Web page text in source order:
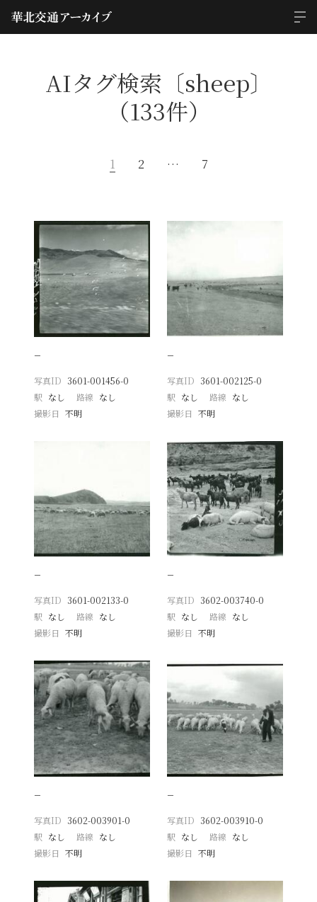
AIタグ検索〔sheep〕
（133件）
1 2 … 7
−
写真ID 3601-001456-0
駅 なし 路線 なし
撮影日
不明
−
写真ID 3601-002125-0
駅 なし 路線 なし
撮影日 不明
−
写真ID 3601-002133-0
駅 なし 路線 なし
撮影日
不明
−
写真ID 3602-003740-0
駅 なし 路線 なし
撮影日 不明
−
写真ID 3602-003901-0
駅 なし 路線 なし
撮影日
不明
−
写真ID 3602-003910-0
駅 なし 路線 なし
撮影日 不明